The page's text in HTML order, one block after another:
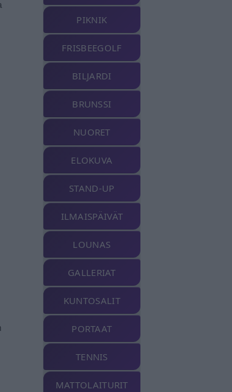
PIKNIK
FRISBEEGOLF
BILJARDI
BRUNSSI
NUORET
ELOKUVA
STAND-UP
ILMAISPÄIVÄT
LOUNAS
GALLERIAT
KUNTOSALIT
PORTAAT
TENNIS
MATTOLAITURIT